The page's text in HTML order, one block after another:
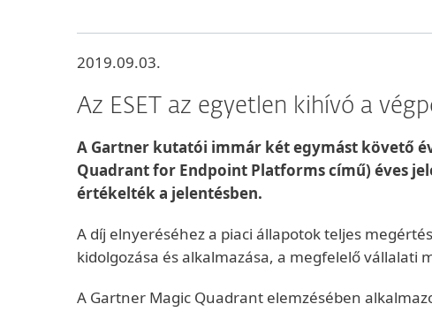
2019.09.03.
Az ESET az egyetlen kihívó a
A Gartner kutatói immár két egymást követő
Quadrant for Endpoint Platforms című) éves
értékelték a jelentésben.
A díj elnyeréséhez a piaci állapotok teljes
kidolgozása és alkalmazása, a megfelelő vállalati
A Gartner Magic Quadrant elemzésében